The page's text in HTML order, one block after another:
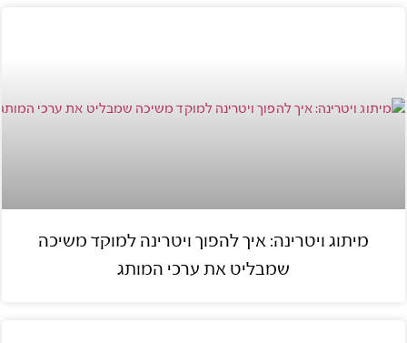
מיתוג ויטרינה: איך להפוך ויטרינה למוקד משיכה
שמבליט את ערכי המותג